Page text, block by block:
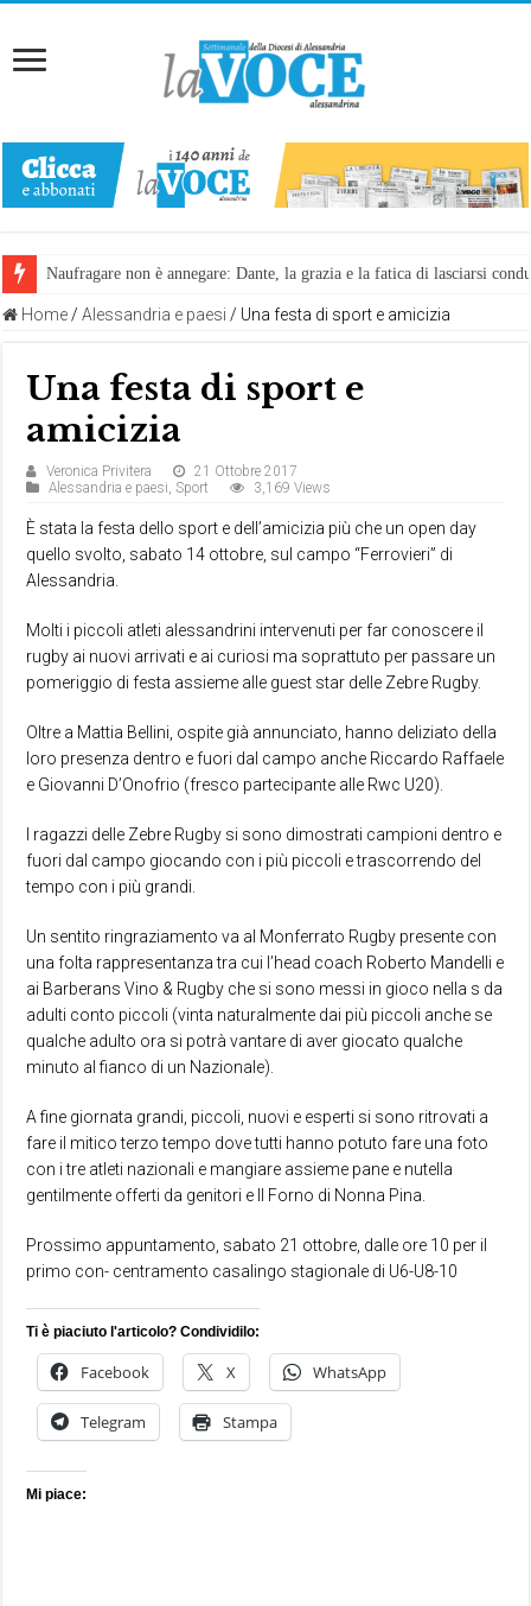
Naufragare non è annegare: Dante, la grazia e la fatica di lasciarsi
Home / Alessandria e paesi / Una festa di sport e amicizia
Una festa di sport e
amicizia
Veronica Privitera
21 Ottobre 2017
Alessandria e paesi,Sport 3,169 Views
È stata la festa dello sport e dell’amicizia più che un open day
quello svolto, sabato 14 ottobre, sul campo “Ferrovieri” di
Alessandria.
Molti i piccoli atleti alessandrini intervenuti per far conoscere il
rugby ai nuovi arrivati e ai curiosi ma soprattuto per passare un
pomeriggio di festa assieme alle guest star delle Zebre Rugby.
Oltre a Mattia Bellini, ospite già annunciato, hanno deliziato della
loro presenza dentro e fuori dal campo anche Riccardo Raffaele
e Giovanni D’Onofrio (fresco partecipante alle Rwc U20).
I ragazzi delle Zebre Rugby si sono dimostrati campioni dentro e
fuori dal campo giocando con i più piccoli e trascorrendo del
tempo con i più grandi.
Un sentito ringraziamento va al Monferrato Rugby presente con
una folta rappresentanza tra cui l’head coach Roberto Mandelli e
ai Barberans Vino & Rugby che si sono messi in gioco nella s da
adulti conto piccoli (vinta naturalmente dai più piccoli anche se
qualche adulto ora si potrà vantare di aver giocato qualche
minuto al fianco di un Nazionale).
A fine giornata grandi, piccoli, nuovi e esperti si sono ritrovati a
fare il mitico terzo tempo dove tutti hanno potuto fare una foto
con i tre atleti nazionali e mangiare assieme pane e nutella
gentilmente offerti da genitori e Il Forno di Nonna Pina.
Prossimo appuntamento, sabato 21 ottobre, dalle ore 10 per il
primo con- centramento casalingo stagionale di U6-U8-10
Ti è piaciuto l'articolo? Condividilo:
Facebook X WhatsApp
Telegram Stampa
Mi piace: